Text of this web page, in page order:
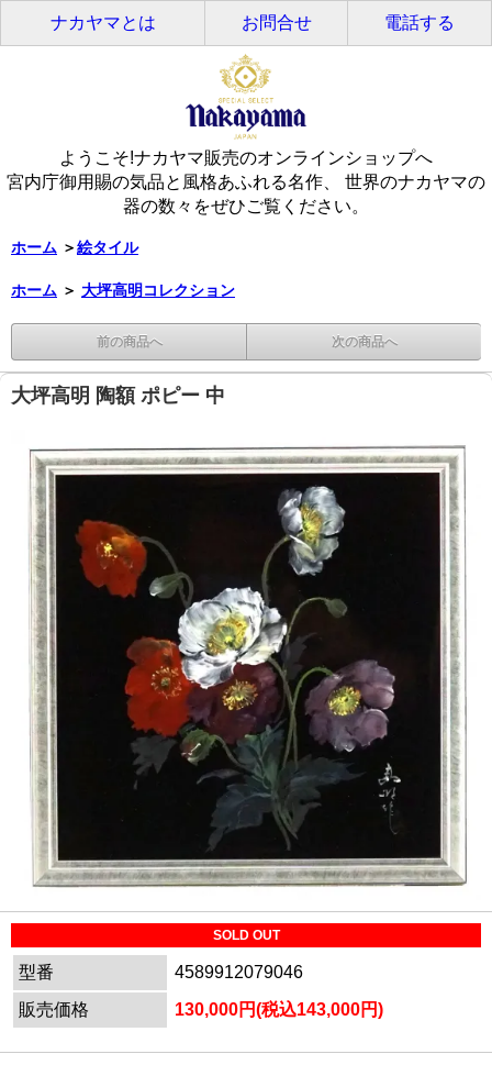
ナカヤマとは お問合せ 電話する
ようこそ!ナカヤマ販売のオンラインショップへ
宮内庁御用賜の気品と風格あふれる名作、 世界のナカヤマの
器の数々をぜひご覧ください。
ホーム ＞絵タイル
ホーム ＞ 大坪高明コレクション
前の商品へ 次の商品へ
大坪高明 陶額 ポピー 中
SOLD OUT
型番
4589912079046
販売価格
130,000円(税込143,000円)